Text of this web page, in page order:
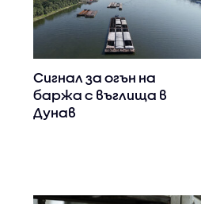
Сигнал за огън на
баржа с въглища в
Дунав